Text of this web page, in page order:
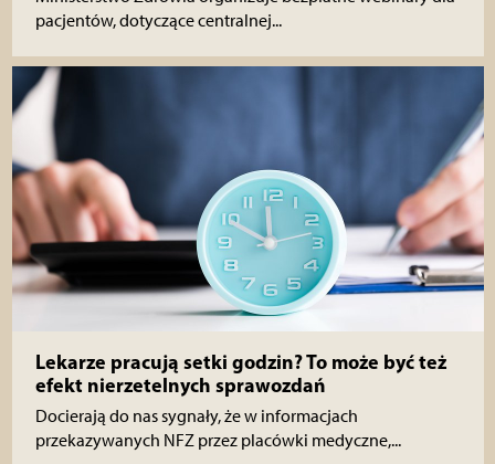
pacjentów, dotyczące centralnej...
Lekarze pracują setki godzin? To może być też
efekt nierzetelnych sprawozdań
Docierają do nas sygnały, że w informacjach
przekazywanych NFZ przez placówki medyczne,...